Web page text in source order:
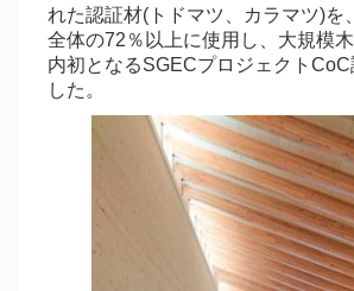
れた認証材(トドマツ、カラマツ)を
全体の72％以上に使用し、大規模
内初となるSGECプロジェクトCoC
した。